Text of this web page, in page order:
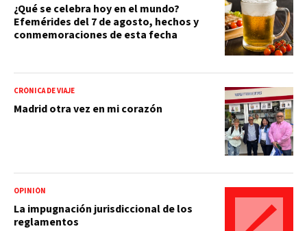
¿Qué se celebra hoy en el mundo?
Efemérides del 7 de agosto, hechos y
conmemoraciones de esta fecha
CRÓNICA DE VIAJE
Madrid otra vez en mi corazón
OPINIÓN
La impugnación jurisdiccional de los
reglamentos